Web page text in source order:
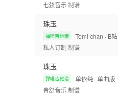
七弦音乐 制谱
珠玉
弹唱吉他谱 Tomi-chan · B站
私人订制 制谱
珠玉
弹唱吉他谱 单依纯 · 单曲版
青舒音乐 制谱